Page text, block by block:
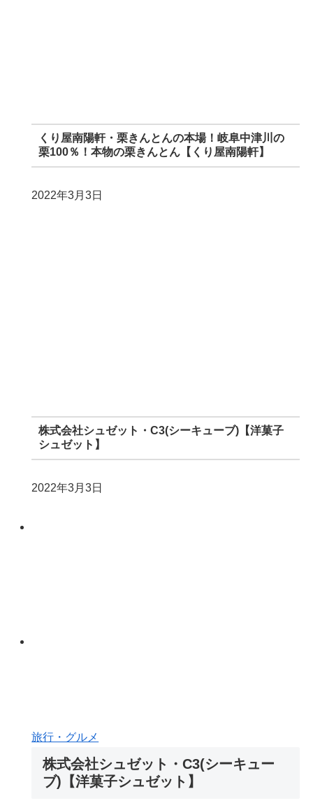
くり屋南陽軒・栗きんとんの本場！岐阜中津川の
栗100％！本物の栗きんとん【くり屋南陽軒】
2022年3月3日
株式会社シュゼット・C3(シーキューブ)【洋菓子
シュゼット】
2022年3月3日
旅行・グルメ
株式会社シュゼット・C3(シーキュー
ブ)【洋菓子シュゼット】